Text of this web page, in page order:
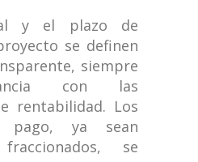
y el plazo de
se definen
siempre
con las
rentabilidad. Los
pago, ya sean
se